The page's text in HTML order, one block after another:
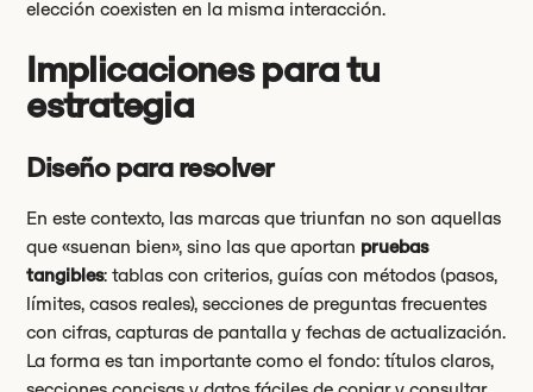
elección coexisten en la misma interacción.
Implicaciones para tu
estrategia
Diseño para resolver
En este contexto, las marcas que triunfan no son aquellas
que «suenan bien», sino las que aportan pruebas
tangibles: tablas con criterios, guías con métodos (pasos,
límites, casos reales), secciones de preguntas frecuentes
con cifras, capturas de pantalla y fechas de actualización.
La forma es tan importante como el fondo: títulos claros,